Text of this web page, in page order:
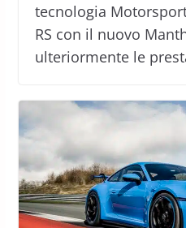
tecnologia
RS con il nuovo
ulteriormente le